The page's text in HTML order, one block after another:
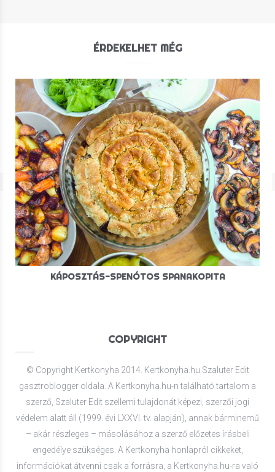
ÉRDEKELHET MÉG
KÁPOSZTÁS-SPENÓTOS SPANAKOPITA
COPYRIGHT
© Copyright Kertkonyha 2014. Kertkonyha.hu Szaluter Edit
gasztroblogger oldala. A Kertkonyha.hu-n található tartalom a
szerző, Szaluter Edit szellemi tulajdonát képezi, szerzői jogi
védelem alatt áll (1999. évi LXXVI. tv. alapján), annak bárminemű
– akár részleges – másolásához a szerző előzetes írásbeli
engedélye szükséges. A Kertkonyha honlapról cikkeket,
információkat átvenni csak a forrásra, a Kertkonyha.hu-ra való